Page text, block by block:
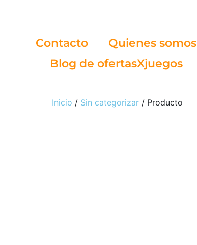
Contacto
Quienes somos
Blog de ofertasXjuegos
Inicio / Sin categorizar / Producto